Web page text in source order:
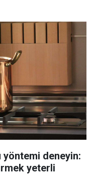
yöntemi deneyin:
yeterli